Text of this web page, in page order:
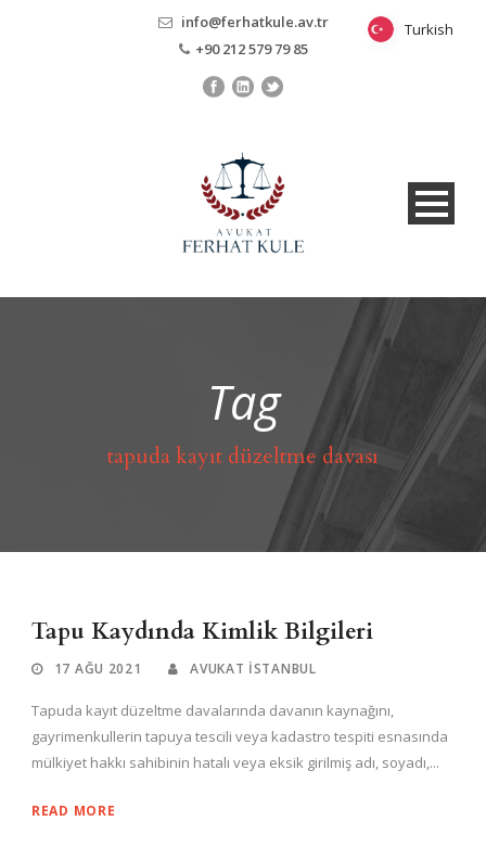
info@ferhatkule.av.tr
+90 212 579 79 85
Tag
tapuda kayıt düzeltme davası
Tapu Kaydında Kimlik Bilgileri
17 AĞU 2021 AVUKAT ISTANBUL
Tapuda kayıt düzeltme davalarında davanın kaynağını,
gayrimenkullerin tapuya tescili veya kadastro tespiti esnasında
mülkiyet hakkı sahibinin hatalı veya eksik girilmiş adı, soyadı,...
READ MORE
Turkish
Turkish